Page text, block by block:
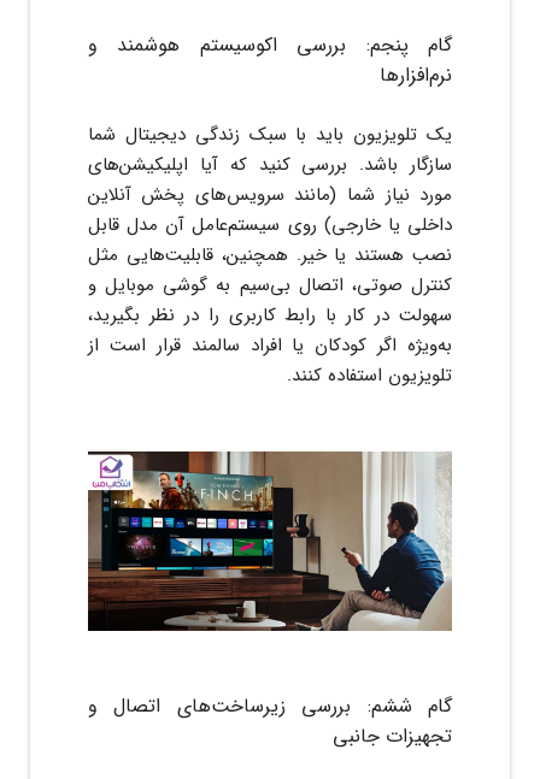
گام پنجم: بررسی اکوسیستم هوشمند و
نرم‌افزارها
یک تلویزیون باید با سبک زندگی دیجیتال شما
سازگار باشد. بررسی کنید که آیا اپلیکیشن‌های
مورد نیاز شما (مانند سرویس‌های پخش آنلاین
داخلی یا خارجی) روی سیستم‌عامل آن مدل قابل
نصب هستند یا خیر. همچنین، قابلیت‌هایی مثل
کنترل صوتی، اتصال بی‌سیم به گوشی موبایل و
سهولت در کار با رابط کاربری را در نظر بگیرید،
به‌ویژه اگر کودکان یا افراد سالمند قرار است از
تلویزیون استفاده کنند.
گام ششم: بررسی زیرساخت‌های اتصال و
تجهیزات جانبی